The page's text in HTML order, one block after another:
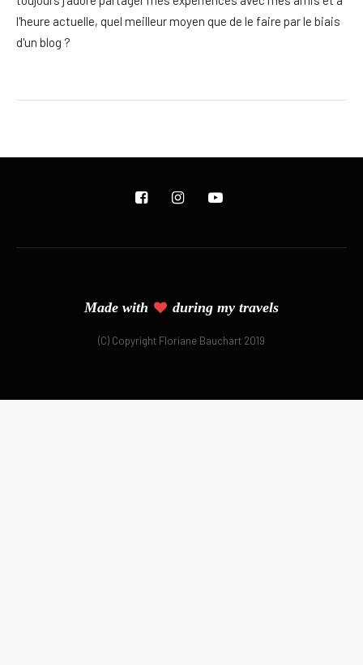
l'heure actuelle, quel meilleur moyen que de le faire par le biais
d'un blog ?
Made with during my travels
(C) Copyright Floriane Bauchart 2019